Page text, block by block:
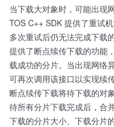
当下载大对象时，可能出现
TOS C++ SDK 提供了重试
多次重试后仍无法完成下载
提供了断点续传下载的功能
载成功的分片。当出现网络
可再次调用该接口以实现续
断点续传下载将待下载的对
待所有分片下载完成后，合
下载的分片大小、下载分片